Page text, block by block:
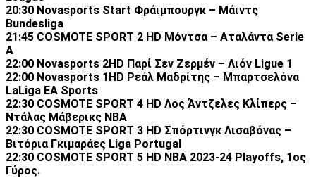
20:30 Novasports Start Φράιμπουργκ – Μάιντς
Bundesliga
21:45 COSMOTE SPORT 2 HD Μόντσα – Αταλάντα Serie
A
22:00 Novasports 2HD Παρί Σεν Ζερμέν – Λιόν Ligue 1
22:00 Novasports 1HD Ρεάλ Μαδρίτης – Μπαρτσελόνα
LaLiga EA Sports
22:30 COSMOTE SPORT 4 HD Λος Άντζελες Κλίπερς –
Ντάλας Μάβερικς NBA
22:30 COSMOTE SPORT 3 HD Σπόρτινγκ Λισαβόνας –
Βιτόρια Γκιμαράες Liga Portugal
22:30 COSMOTE SPORT 5 HD NBA 2023-24 Playoffs, 1ος
Γύρος.